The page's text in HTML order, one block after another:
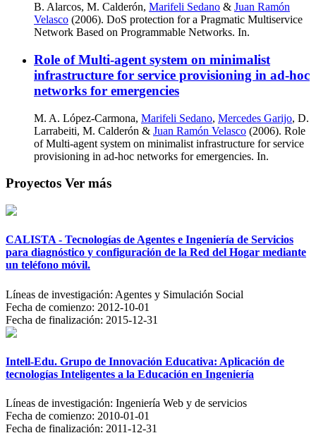
B. Alarcos, M. Calderón, Marifeli Sedano & Juan Ramón
Velasco (2006). DoS protection for a Pragmatic Multiservice
Network Based on Programmable Networks. In.
Role of Multi-agent system on minimalist
infrastructure for service provisioning in ad-hoc
networks for emergencies
M. A. López-Carmona, Marifeli Sedano, Mercedes Garijo, D.
Larrabeiti, M. Calderón & Juan Ramón Velasco (2006). Role
of Multi-agent system on minimalist infrastructure for service
provisioning in ad-hoc networks for emergencies. In.
Proyectos Ver más
CALISTA - Tecnologías de Agentes e Ingeniería de Servicios
para diagnóstico y configuración de la Red del Hogar mediante
un teléfono móvil.
Líneas de investigación: Agentes y Simulación Social
Fecha de comienzo: 2012-10-01
Fecha de finalización: 2015-12-31
Intell-Edu. Grupo de Innovación Educativa: Aplicación de
tecnologías Inteligentes a la Educación en Ingeniería
Líneas de investigación: Ingeniería Web y de servicios
Fecha de comienzo: 2010-01-01
Fecha de finalización: 2011-12-31